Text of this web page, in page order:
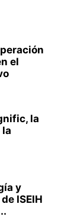
el
la
la
y
ISEIH